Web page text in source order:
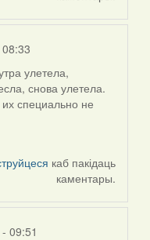
улетела,
снова улетела.
специально не
каб пакідаць
каментары.
09:51